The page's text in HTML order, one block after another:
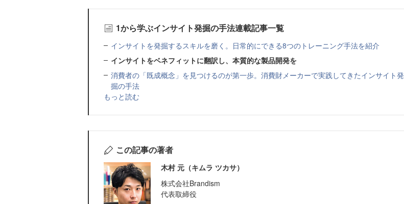
1から学ぶインサイト発掘の手法連載記事一覧
インサイトを発掘するスキルを磨く。日常的にできる8つのトレーニング手法を紹介
インサイトをベネフィットに翻訳し、本質的な製品開発を
消費者の「既成概念」を見つけるのが第一歩。消費財メーカーで実践してきたインサイト発
掘の手法
もっと読む
この記事の著者
木村 元（キムラ ツカサ）
株式会社Brandism
代表取締役